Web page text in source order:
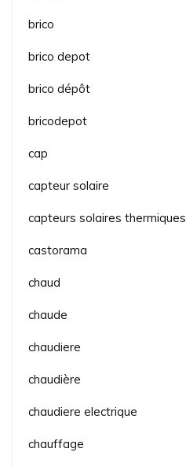
brico
brico depot
brico dépôt
bricodepot
cap
capteur solaire
capteurs solaires thermiques
castorama
chaud
chaude
chaudiere
chaudière
chaudiere electrique
chauffage